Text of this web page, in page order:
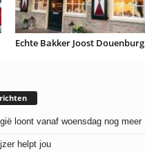
Echte Bakker Joost Douenburg
loont vanaf woensdag nog meer
helpt jou